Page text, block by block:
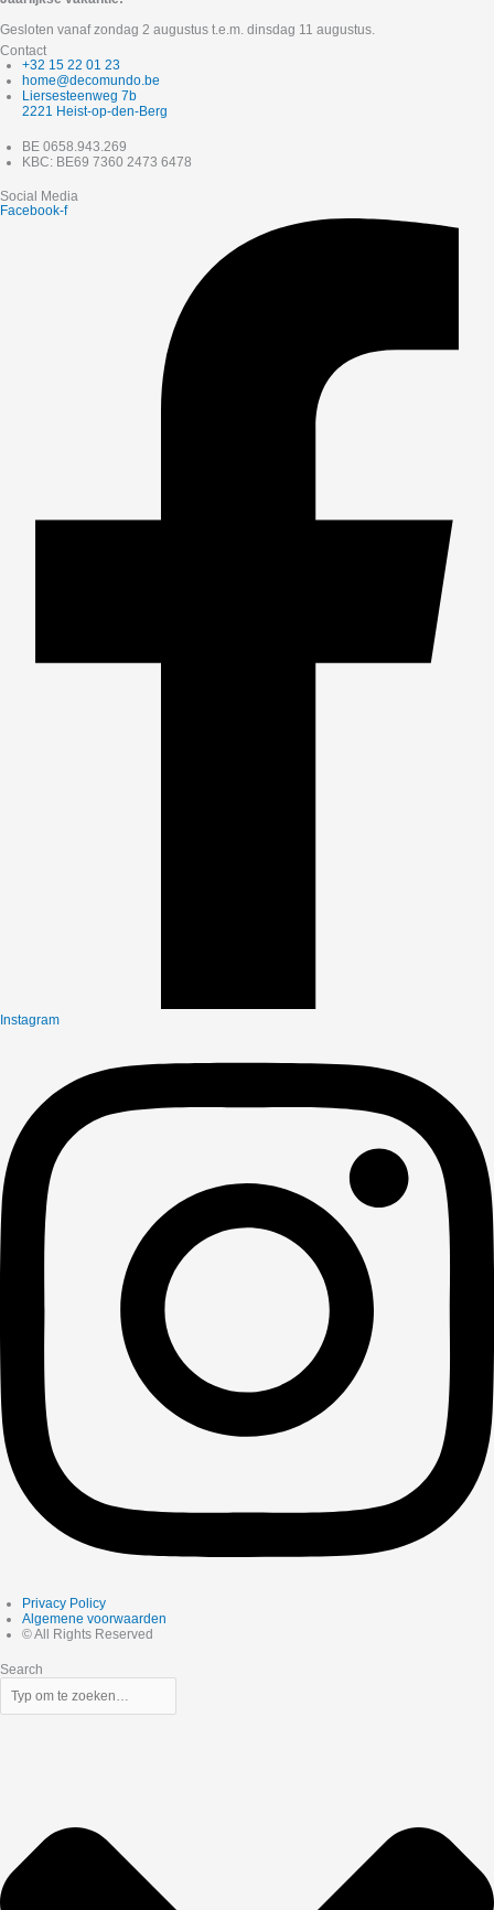
Gesloten vanaf zondag 2 augustus t.e.m. dinsdag 11 augustus.
Contact
+32 15 22 01 23
home@decomundo.be
Liersesteenweg 7b
2221 Heist-op-den-Berg
BE 0658.943.269
KBC: BE69 7360 2473 6478
Social Media
Facebook-f
Instagram
Privacy Policy
Algemene voorwaarden
© All Rights Reserved
Search